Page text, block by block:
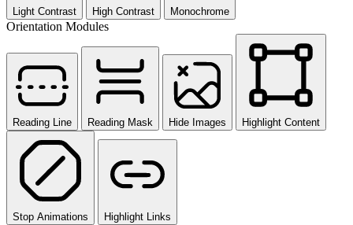
Light Contrast High Contrast Monochrome
Orientation Modules
Reading Line Reading Mask Hide Images Highlight Content
Stop Animations Highlight Links